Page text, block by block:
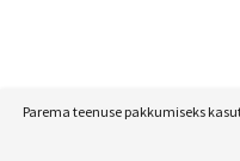
Parema teenuse pakkumiseks